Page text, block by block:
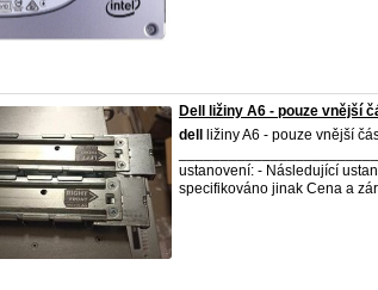
Dell ližiny A6 - pouze vnější
dell
ližiny A6 - pouze vnější
ustanovení: - Následující
specifikováno jinak Cena a